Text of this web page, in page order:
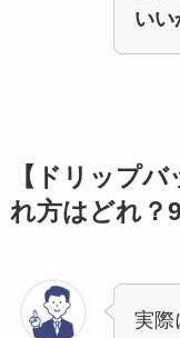
いい
【ドリップ
れ方はどれ
実際